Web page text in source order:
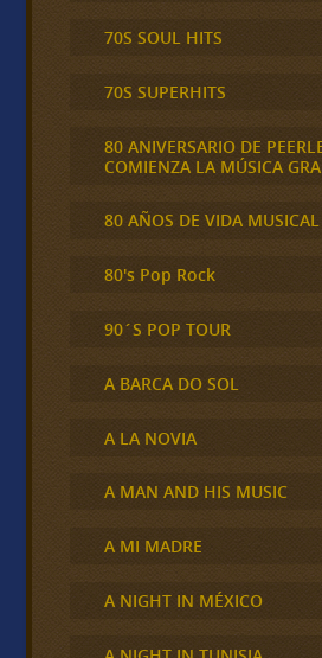
70S SOUL HITS
70S SUPERHITS
80 ANIVERSARIO DE
COMIENZA LA MÚSICA
80 AÑOS DE VIDA MUSICAL
80's Pop Rock
90´S POP TOUR
A BARCA DO SOL
A LA NOVIA
A MAN AND HIS MUSIC
A MI MADRE
A NIGHT IN MÉXICO